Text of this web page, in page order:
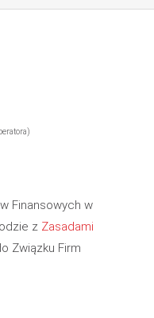
Finansowych w
z Zasadami
Związku Firm